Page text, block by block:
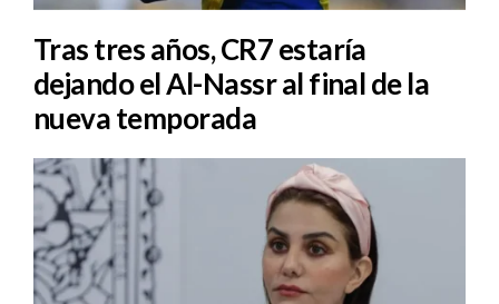
Tras tres años, CR7 estaría
dejando el Al-Nassr al final de la
nueva temporada